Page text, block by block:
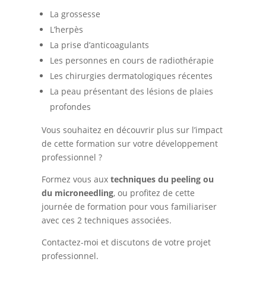
La grossesse
L’herpès
La prise d’anticoagulants
Les personnes en cours de radiothérapie
Les chirurgies dermatologiques récentes
La peau présentant des lésions de plaies
profondes
Vous souhaitez en découvrir plus sur l’impact
de cette formation sur votre développement
professionnel ?
Formez vous aux techniques du peeling ou
du microneedling, ou profitez de cette
journée de formation pour vous familiariser
avec ces 2 techniques associées.
Contactez-moi et discutons de votre projet
professionnel.